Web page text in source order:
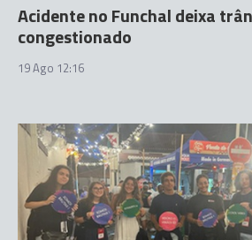
Acidente no Funchal deixa
congestionado
19 Ago 12:16